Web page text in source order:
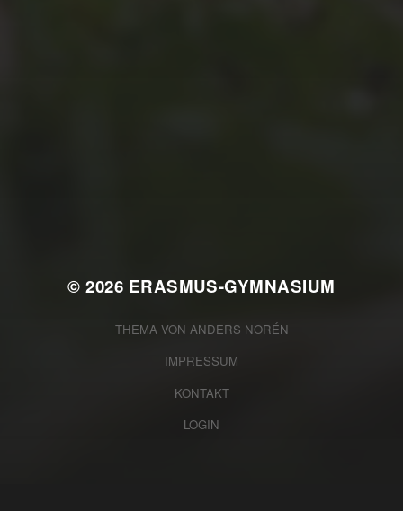
© 2026 ERASMUS-GYMNASIUM
THEMA VON ANDERS NORÉN
IMPRESSUM
KONTAKT
LOGIN